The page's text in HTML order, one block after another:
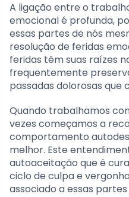
A ligação entre o
emocional é profunda,
essas partes de nós
resolução de feridas
feridas têm suas raízes
frequentemente
passadas dolorosas que
Quando trabalhamos
vezes começamos a
comportamento
melhor. Este
autoaceitação que é
ciclo de culpa e
associado a essas